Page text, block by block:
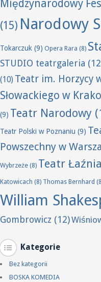
Międzynarodowy
(15) Narodowy
Tokarczuk (9) Opera Rara (8)
STUDIO teatrgaleria
(10) Teatr im. Horzycy
Słowackiego w
(9) Teatr Narodowy
Teatr Polski w Poznaniu (9)
Powszechny w
Wybrzeże (8) Teatr
Katowicach (8) Thomas Bernhard
William
Gombrowicz (12)
Kategorie
Bez kategorii
BOSKA KOMEDIA